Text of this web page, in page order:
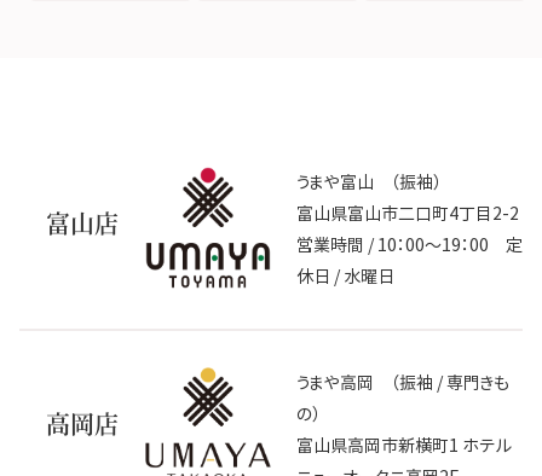
富山店
うまや富山 （振袖）
富山県富山市二口町4丁目2-2
営業時間 / 10：00～19：00 定
休日 / 水曜日
高岡店
うまや高岡 （振袖 / 専門きも
の）
富山県高岡市新横町1 ホテル